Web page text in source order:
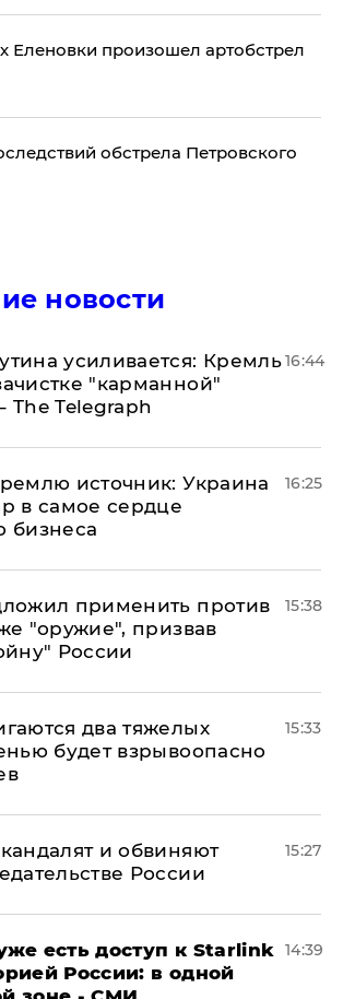
Еленовки произошел артобстрел
обстрела Петровского
новости
усиливается: Кремль
"карманной"
The Telegraph
16:44
источник: Украина
в самое сердце
бизнеса
16:25
применить против
"оружие", призвав
России
15:38
два тяжелых
будет взрывоопасно
15:33
и обвиняют
России
15:27
есть доступ к Starlink
России: в одной
14:39